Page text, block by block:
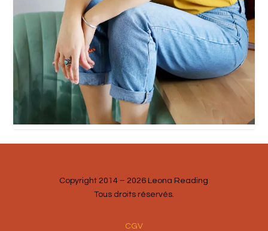
Copyright 2014 – 2026 Leona Reading
Tous droits réservés.
CGV